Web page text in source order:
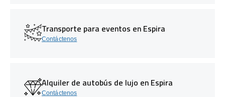
Transporte para eventos en Espira
Contáctenos
Alquiler de autobús de lujo en Espira
Contáctenos